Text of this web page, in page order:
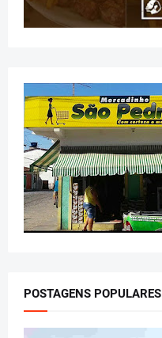
POSTAGENS POPULARES